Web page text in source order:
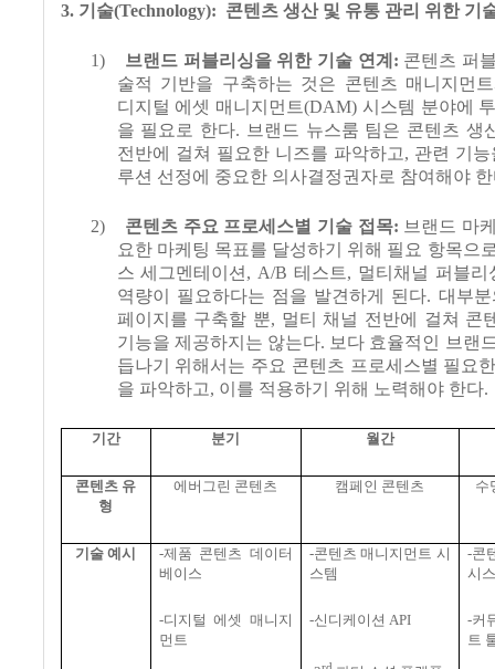
3. 기술(Technology): 콘텐츠 생산 및 유통 관리 위한 기
1) 브랜드 퍼블리싱을 위한 기술 연계 : 콘텐츠 퍼
술적 기반을 구축하는 것은 콘텐츠 매니지먼
디지털 에셋 매니지먼트(DAM) 시스템 분야에
을 필요로 한다. 브랜드 뉴스룸 팀은 콘텐츠 생
전반에 걸쳐 필요한 니즈를 파악하고, 관련 기
루션 선정에 중요한 의사결정권자로 참여해야
2) 콘텐츠 주요 프로세스별 기술 접목: 브랜드 마
요한 마케팅 목표를 달성하기 위해 필요 항목으
스 세그멘테이션, A/B테스트, 멀티채널 퍼블
역량이 필요하다는 점을 발견하게 된다. 대부분
페이지를 구축할 뿐, 멀티 채널 전반에 걸쳐 콘
기능을 제공하지는 않는다. 보다 효율적인 브랜
듭나기 위해서는 주요 콘텐츠 프로세스별 필요
을 파악하고, 이를 적용하기 위해 노력해야 한다.
기간 분기 월간
콘텐츠 유
형
에버그린 콘텐츠 캠페인 콘텐츠 수
기술 예시 -제품 콘텐츠 데이터
베이스
-디지털 에셋 매니지
먼트
-콘텐츠 매니지먼트 시
스템
-신디케이션 API
-콘
시
-커
트